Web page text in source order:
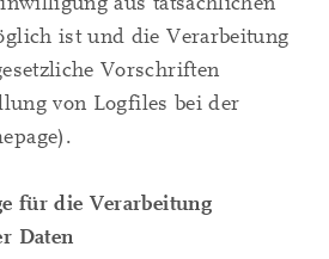
ist und die Verarbeitung
Vorschriften
von Logfiles bei der
für die Verarbeitung
Daten